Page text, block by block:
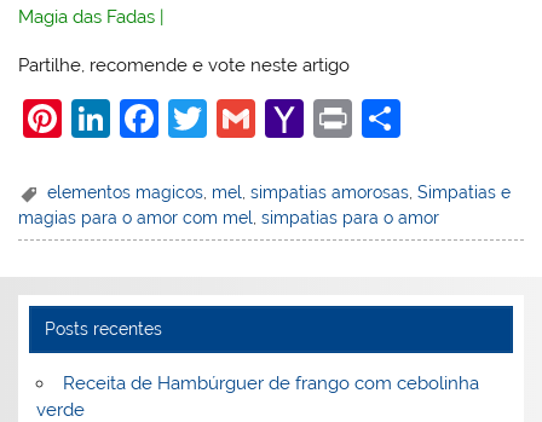
Magia das Fadas |
Partilhe, recomende e vote neste artigo
Pi
er
e
st
Li
k
e
n
F
c
e
o
o
k
T
itt
er
G
ai
l
Y
h
o
M
ai
l
Pr
t
ar
e
elementos magicos mel ,simpatias amorosas ,Simpatias e
magias para o amor com mel ,simpatias para o amor
Posts recentes
Receita de Hambúrguer de frango com cebolinha
verde